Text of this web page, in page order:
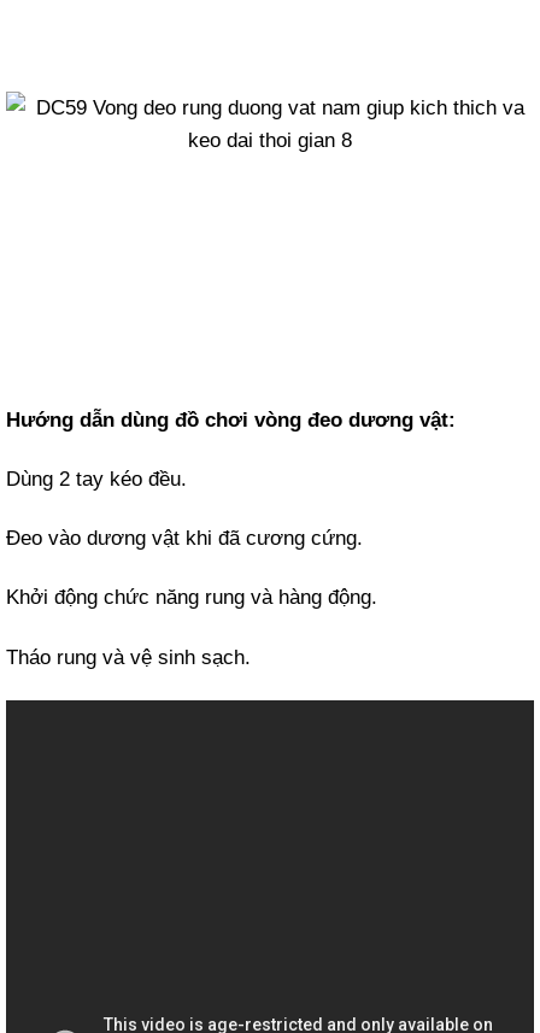
Hướng dẫn dùng đồ chơi vòng đeo dương vật:
Dùng 2 tay kéo đều.
Đeo vào dương vật khi đã cương cứng.
Khởi động chức năng rung và hàng động.
Tháo rung và vệ sinh sạch.